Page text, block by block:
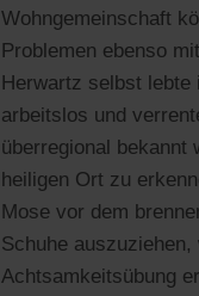
Wohngemeinschaft
Problemen ebenso
Herwartz selbst lebte
arbeitslos und
überregional bekannt
heiligen Ort zu
Mose vor dem
Schuhe
Achtsamkeitsübung